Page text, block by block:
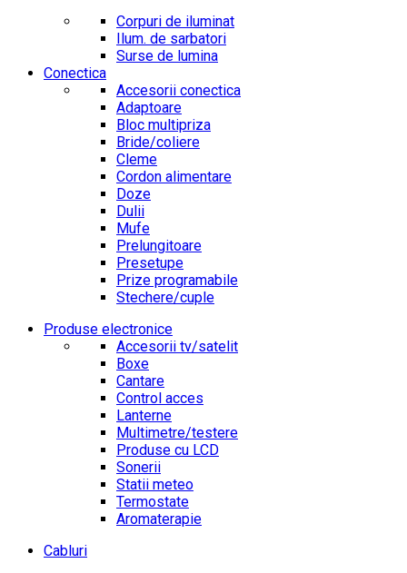
Corpuri de iluminat
Ilum. de sarbatori
Surse de lumina
Conectica
Accesorii conectica
Adaptoare
Bloc multipriza
Bride/coliere
Cleme
Cordon alimentare
Doze
Dulii
Mufe
Prelungitoare
Presetupe
Prize programabile
Stechere/cuple
Produse electronice
Accesorii tv/satelit
Boxe
Cantare
Control acces
Lanterne
Multimetre/testere
Produse cu LCD
Sonerii
Statii meteo
Termostate
Aromaterapie
Cabluri